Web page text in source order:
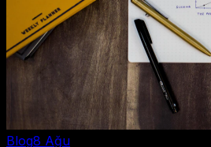
Blog8 Ağu